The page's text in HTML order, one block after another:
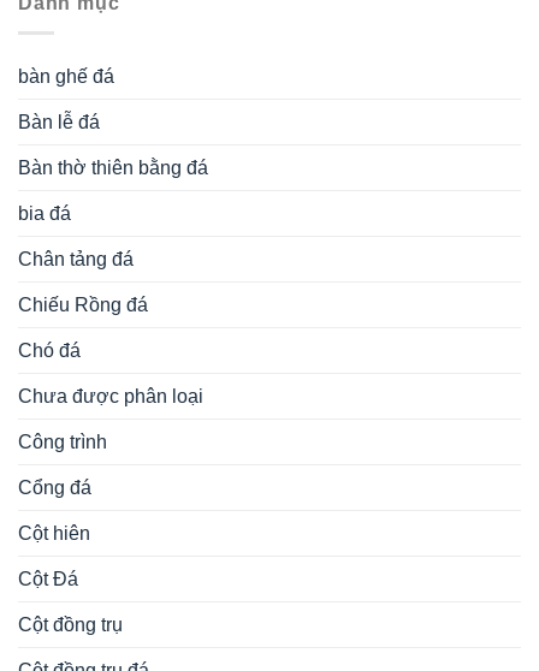
bàn ghế đá
Bàn lễ đá
Bàn thờ thiên bằng đá
bia đá
Chân tảng đá
Chiếu Rồng đá
Chó đá
Chưa được phân loại
Công trình
Cổng đá
Cột hiên
Cột Đá
Cột đồng trụ